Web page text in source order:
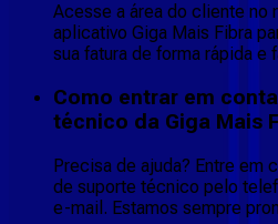
Acesse a área do cliente no
aplicativo Giga Mais Fibra
sua fatura de forma rápida e
Como entrar em
técnico da Giga Mais
Precisa de ajuda? Entre em
de suporte técnico pelo
e-mail. Estamos sempre